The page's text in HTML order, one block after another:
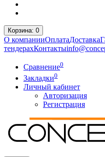
Корзина: 0
О компанииОплатаДоставка
тендерахКонтакты
Сравнение0
Закладки0
Личный кабинет
Авторизация
Регистрация